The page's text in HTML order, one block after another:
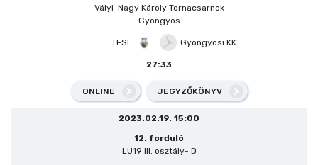
Vályi-Nagy Károly Tornacsarnok
Gyöngyös
TFSE Gyöngyösi KK
27:33
ONLINE JEGYZŐKÖNYV
2023.02.19. 15:00
12. forduló
LU19 III. osztály- D